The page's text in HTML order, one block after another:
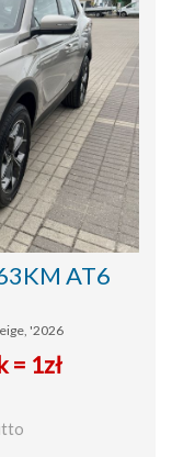
AT6
'2026
= 1zł